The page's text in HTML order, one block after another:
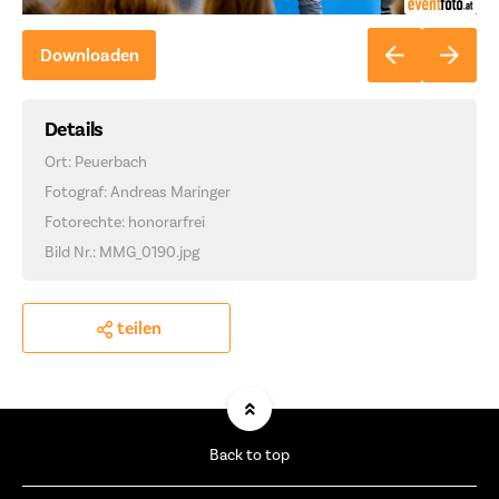
Downloaden
Details
Ort: Peuerbach
Fotograf: Andreas Maringer
Fotorechte: honorarfrei
Bild Nr.: MMG_0190.jpg
teilen
Back to top